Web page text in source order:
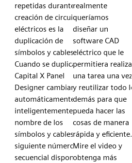
repetidas durante la
creación de circuitos
eléctricos es la
duplicación de
símbolos y cables.
Cuando se duplican,
Capital X Panel
Designer cambiará
automáticamente e
inteligentemente el
nombre de los
símbolos y cables al
siguiente número
secuencial disponible
realmente
queríamos
diseñar un
software CAD
eléctrico que le
permitiera realizar
una tarea una vez
y reutilizar todo lo
demás para que
pueda hacer las
cosas de manera
rápida y eficiente.
Mire el video y
obtenga más